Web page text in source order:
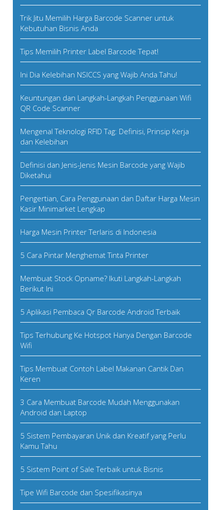
Trik Jitu Memilih Harga Barcode Scanner untuk
Kebutuhan Bisnis Anda
Tips Memilih Printer Label Barcode Tepat!
Ini Dia Kelebihan NSICCS yang Wajib Anda Tahu!
Keuntungan dan Langkah-Langkah Penggunaan Wifi
QR Code Scanner
Mengenal Teknologi RFID Tag: Definisi, Prinsip Kerja
dan Kelebihan
Definisi dan Jenis-Jenis Mesin Barcode yang Wajib
Diketahui
Pengertian, Cara Penggunaan dan Daftar Harga Mesin
Kasir Minimarket Lengkap
Harga Mesin Printer Terlaris di Indonesia
5 Cara Pintar Menghemat Tinta Printer
Membuat Stock Opname? Ikuti Langkah-Langkah
Berikut Ini
5 Aplikasi Pembaca Qr Barcode Android Terbaik
Tips Terhubung Ke Hotspot Hanya Dengan Barcode
Wifi
Tips Membuat Contoh Label Makanan Cantik Dan
Keren
3 Cara Membuat Barcode Mudah Menggunakan
Android dan Laptop
5 Sistem Pembayaran Unik dan Kreatif yang Perlu
Kamu Tahu
5 Sistem Point of Sale Terbaik untuk Bisnis
Tipe Wifi Barcode dan Spesifikasinya